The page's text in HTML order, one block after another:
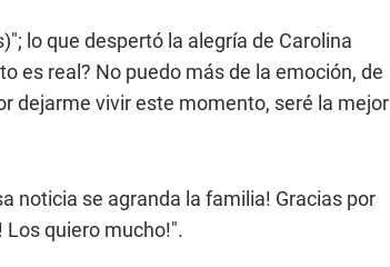
lo que despertó la alegría de Carolina
es real? No puedo más de la emoción, de
dejarme vivir este momento, seré la mejor
noticia se agranda la familia! Gracias por
Los quiero mucho!".